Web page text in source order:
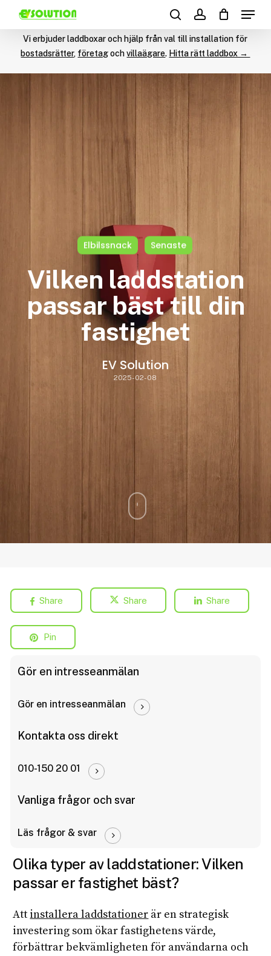
content
Products
search
searchaccount
Menu
Vi erbjuder laddboxar och hjälp från val till installation för
bostadsrätter, företagochvillaägare. Hitta rätt laddbox →
Elbilssnack Senaste
Vilken laddstation
passar bäst till din
fastighet
EV Solution
2025-02-08
Share Share Share
Pin
Gör en intresseanmälan
Gör en intresseanmälan
Kontakta oss direkt
010-150 20 01
Vanliga frågor och svar
Läs frågor & svar
Olika typer av laddstationer:Vilken
passar er fastighet bäst?
Att installera laddstationer är en strategisk
investering som ökar fastighetens värde,
förbättrar bekvämligheten för användarna och